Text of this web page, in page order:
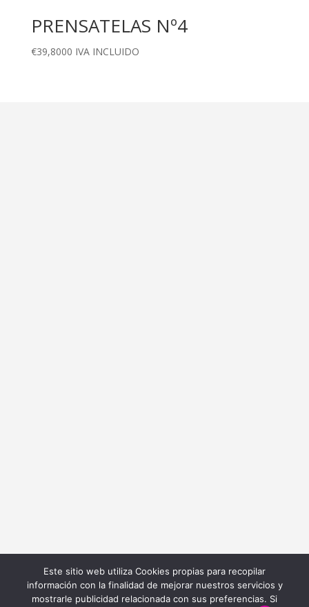
PRENSATELAS Nº4
€39,8000 IVA INCLUIDO
Este sitio web utiliza Cookies propias para recopilar
información con la finalidad de mejorar nuestros servicios y
mostrarle publicidad relacionada con sus preferencias. Si